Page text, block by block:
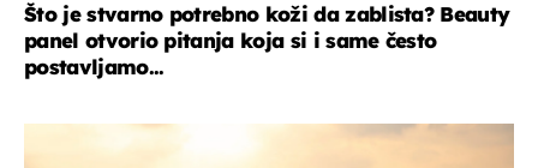
Što je stvarno potrebno koži da zablista? Beauty
panel otvorio pitanja koja si i same često
postavljamo...